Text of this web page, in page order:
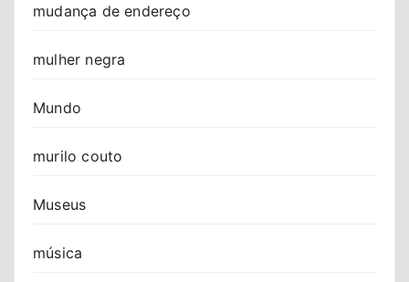
mudança de endereço
mulher negra
Mundo
murilo couto
Museus
música